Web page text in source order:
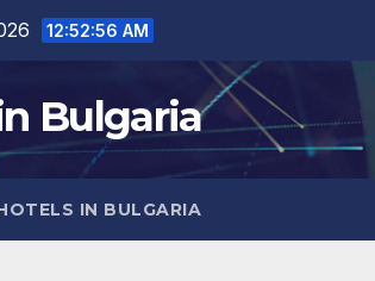
12:52:58 AM
Bulgaria
IN BULGARIA